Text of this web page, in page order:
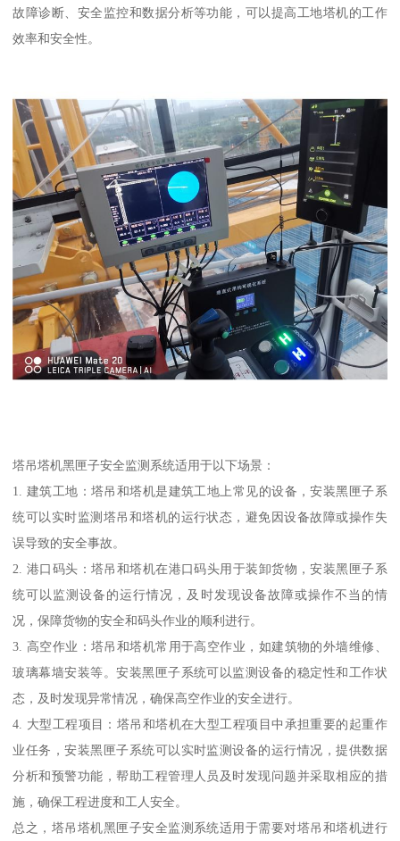
故障诊断、安全监控和数据分析等功能，可以提高工地塔机的工作
效率和安全性。
塔吊塔机黑匣子安全监测系统适用于以下场景：
1. 建筑工地：塔吊和塔机是建筑工地上常见的设备，安装黑匣子系
统可以实时监测塔吊和塔机的运行状态，避免因设备故障或操作失
误导致的安全事故。
2. 港口码头：塔吊和塔机在港口码头用于装卸货物，安装黑匣子系
统可以监测设备的运行情况，及时发现设备故障或操作不当的情
况，保障货物的安全和码头作业的顺利进行。
3. 高空作业：塔吊和塔机常用于高空作业，如建筑物的外墙维修、
玻璃幕墙安装等。安装黑匣子系统可以监测设备的稳定性和工作状
态，及时发现异常情况，确保高空作业的安全进行。
4. 大型工程项目：塔吊和塔机在大型工程项目中承担重要的起重作
业任务，安装黑匣子系统可以实时监测设备的运行情况，提供数据
分析和预警功能，帮助工程管理人员及时发现问题并采取相应的措
施，确保工程进度和工人安全。
总之，塔吊塔机黑匣子安全监测系统适用于需要对塔吊和塔机进行